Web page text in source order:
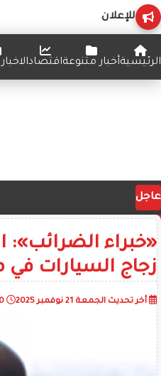
للإعلان
الرئيسيةأخبار متنوعةاقتصاد
عاجل
«خبراء الضرائب»:
زجاج السيارات
أخر تحديث الجمعة 21 نوفمبر 2025